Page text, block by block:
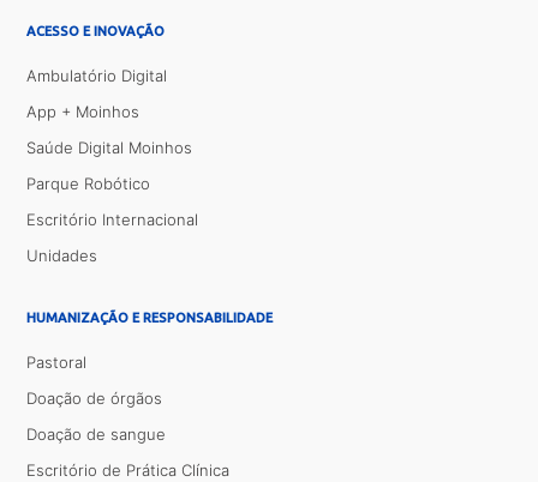
ACESSO E INOVAÇÃO
Ambulatório Digital
App + Moinhos
Saúde Digital Moinhos
Parque Robótico
Escritório Internacional
Unidades
HUMANIZAÇÃO E RESPONSABILIDADE
Pastoral
Doação de órgãos
Doação de sangue
Escritório de Prática Clínica